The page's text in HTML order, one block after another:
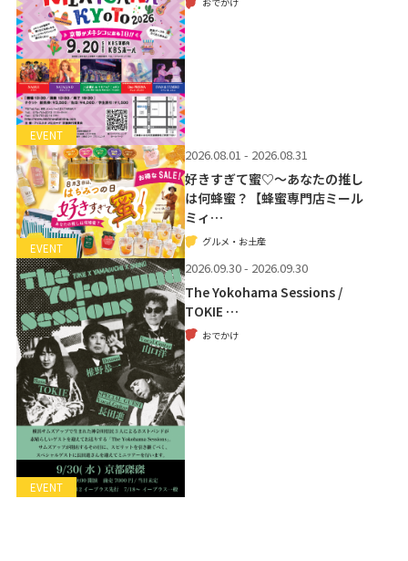
EVENT
EVENT
2026.08.01 - 2026.08.31
好きすぎて蜜♡～あなたの推し
は何蜂蜜？【蜂蜜専門店ミール
ミィ…
グルメ・お土産
EVENT
2026.09.30 - 2026.09.30
The Yokohama Sessions /
TOKIE …
おでかけ